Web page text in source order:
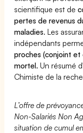
scientifique est de
pertes de revenus
maladies. Les
indépendants
proches (conjoint et
mortel. Un résumé
Chimiste de la
L’offre de
Non-Salariés Non
situation de cumul